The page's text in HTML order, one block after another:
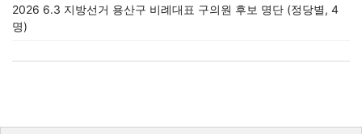
2026 6.3 지방선거 용산구 비례대표 구의원 후보 명단 (정당별, 4
명)